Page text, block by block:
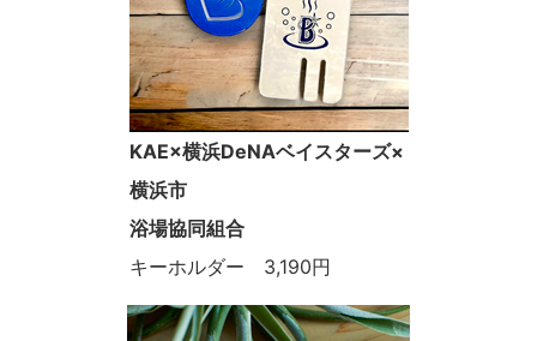
KAE×横浜DeNAベイスターズ×
横浜市
浴場協同組合
キーホルダー 3,190円